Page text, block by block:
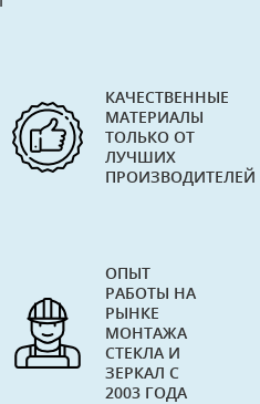
КАЧЕСТВЕННЫЕ
МАТЕРИАЛЫ
ТОЛЬКО ОТ
ЛУЧШИХ
ПРОИЗВОДИТЕЛЕЙ
ОПЫТ
РАБОТЫ НА
РЫНКЕ
МОНТАЖА
СТЕКЛА И
ЗЕРКАЛ С
2003 ГОДА